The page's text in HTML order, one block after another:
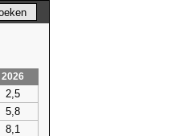
2026
2,5
5,8
8,1